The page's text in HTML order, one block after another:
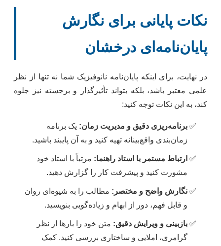
نکات پایانی برای نگارش
پایان‌نامه‌ای درخشان
در نهایت، برای اینکه پایان‌نامه نانوفیزیک شما نه تنها از نظر
علمی معتبر باشد، بلکه بتواند تأثیرگذار و برجسته نیز جلوه
کند، به این نکات توجه کنید:
برنامه‌ریزی دقیق و مدیریت زمان: یک برنامه
زمان‌بندی واقع‌بینانه تهیه کنید و به آن پایبند باشید.
ارتباط مستمر با استاد راهنما: مرتباً با استاد خود
مشورت کنید و پیشرفت کار را گزارش دهید.
نگارش واضح و مختصر: مطالب را به شیوه‌ای روان
و قابل فهم، دور از ابهام و زیاده‌گویی بنویسید.
بازبینی و ویرایش دقیق: متن خود را بارها از نظر
گرامری، املایی و ساختاری بررسی کنید. کمک